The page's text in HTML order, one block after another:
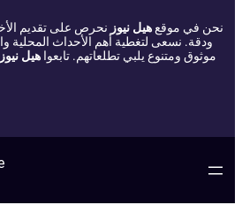
نحن في موقعهيل نيوز نحرص على تقديم
ودقة. نسعى لتغطية أهم الأحداث المحلية
موثوق ومتنوع يلبي تطلعاتهم. تابعوا هيل نيوز